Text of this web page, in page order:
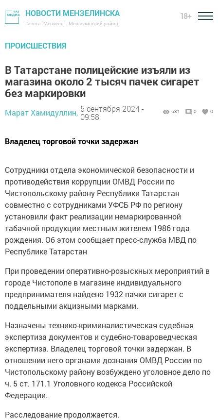
НОВОСТИ МЕНЗЕЛИНСКА
Газета "Мензеля" - Мензелинский район
18+
ПРОИСШЕСТВИЯ
В Татарстане полицейские изъяли из
магазина около 2 тысяч пачек сигарет
без маркировки
Марат Хамидуллин, 5 сентября 2024 -
09:58
631 0 0
Владелец торговой точки задержан
Сотрудники отдела экономической безопасности и
противодействия коррупции ОМВД России по
Чистопольскому району Республики Татарстан
совместно с сотрудниками УФСБ РФ по региону
установили факт реализации немаркированной
табачной продукции местным жителем 1986 года
рождения. Об этом сообщает пресс-служба МВД по
Республике Татарстан
При проведении оперативно-розыскных мероприятий в
городе Чистополе в магазине индивидуального
предпринимателя найдено 1932 пачки сигарет с
поддельными акцизными марками.
Назначены технико-криминалистическая судебная
экспертиза документов и судебно-товароведческая
экспертиза. Владелец торговой точки задержан. В
отношении него органами дознания ОМВД России по
Чистопольскому району возбуждено уголовное дело по
ч. 5 ст. 171.1 Уголовного кодекса Российской
Федерации.
Расследование продолжается.